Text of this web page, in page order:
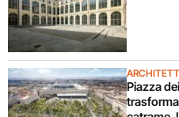
Piazza